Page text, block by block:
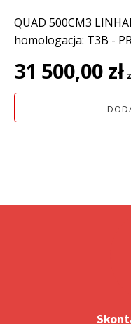
QUAD 500CM3
homologacja: T3B -
31 500,00 zł